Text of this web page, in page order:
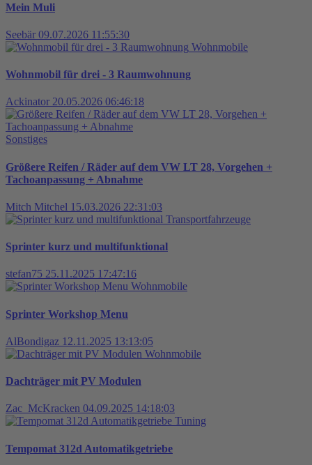
Mein Muli
Seebär 09.07.2026 11:55:30
Wohnmobile
Wohnmobil für drei - 3 Raumwohnung
Ackinator 20.05.2026 06:46:18
Sonstiges
Größere Reifen / Räder auf dem VW LT 28, Vorgehen +
Tachoanpassung + Abnahme
Mitch Mitchel 15.03.2026 22:31:03
Transportfahrzeuge
Sprinter kurz und multifunktional
stefan75 25.11.2025 17:47:16
Wohnmobile
Sprinter Workshop Menu
AlBondigaz 12.11.2025 13:13:05
Wohnmobile
Dachträger mit PV Modulen
Zac_McKracken 04.09.2025 14:18:03
Tuning
Tempomat 312d Automatikgetriebe